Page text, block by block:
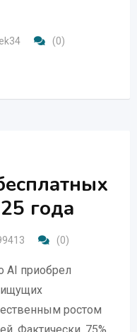
(0)
года
(0)
AI приобрел
ищущих
ростом